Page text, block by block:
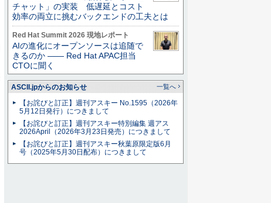
チャット」の実装 低遅延とコスト
効率の両立に挑むバックエンドの工夫とは
Red Hat Summit 2026 現地レポート
AIの進化にオープンソースは追随で
きるのか ―― Red Hat APAC担当
CTOに聞く
ASCII.jpからのお知らせ 一覧へ
【お詫びと訂正】週刊アスキー No.1595（2026年
5月12日発行）につきまして
【お詫びと訂正】週刊アスキー特別編集 週アス
2026April（2026年3月23日発売）につきまして
【お詫びと訂正】週刊アスキー秋葉原限定版6月
号（2025年5月30日配布）につきまして